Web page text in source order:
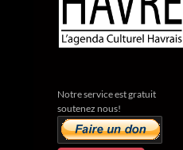
Notre service est gratuit
soutenez nous!